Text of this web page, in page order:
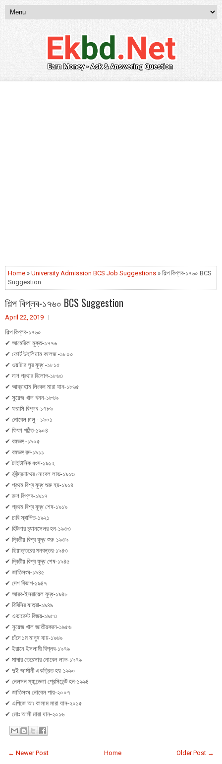
Home » University Admission BCS Job Suggestions » শিল্প বিপ্লব-১৭৬০ BCS
Suggestion
শিল্প বিপ্লব-১৭৬০ BCS Suggestion
April 22, 2019
শিল্প বিপ্লব-১৭৬০
✔ আমেরিকা মুক্ত-১৭৭৬
✔ ফোর্ট উইলিয়াম কলেজ -১৮০০
✔ ওয়াটার লুর যুদ্ধ -১৮১৫
✔ দাশ প্রথার বিলোপ-১৮৬৩
✔ আব্রাহাম লিংকন মারা যান-১৮৬৫
✔ সুয়েজ খাল খনন-১৮৬৯
✔ ফরাসি বিপ্লব-১৭৮৯
✔ নোবেল চালু - ১৯০১
✔ ফিফা গঠিত-১৯০৪
✔ বঙ্গভঙ্গ -১৯০৫
✔ বঙ্গভঙ্গ রদ-১৯১১
✔ টাইটানিক ধংস-১৯১২
✔ রবীন্দ্রনাথের নোবেল লাভ-১৯১৩
✔ প্রথম বিশ্ব যুদ্ধ শুরু হয়-১৯১৪
✔ রুশ বিপ্লব-১৯১৭
✔ প্রথম বিশ্ব যুদ্ধ শেষ-১৯১৯
✔ ঢাবি স্থাপিত-১৯২১
✔ হিটলার চ্যানসেলর হন-১৯৩৩
✔ দ্বিতীয় বিশ্ব যুদ্ধ শুরু-১৯৩৯
✔ ছিয়াত্তরের মনবন্তর-১৯৪৩
✔ দ্বিতীয় বিশ্ব যুদ্ধ শেষ-১৯৪৫
✔ জাতিসংঘ-১৯৪৫
✔ দেশ বিভাগ-১৯৪৭
✔ আরব-ইসরায়েল যুদ্ধ-১৯৪৮
✔ বিবিসির যাত্রা-১৯৪৯
✔ এভারেস্ট বিজয়-১৯৫৩
✔ সুয়েজ খাল জাতীয়করন-১৯৫৬
✔ চাঁদে ১ম মানুষ যায়-১৯৬৯
✔ ইরানে ইসলামী বিপ্লব-১৯৭৯
✔ মাদার তেরেসার নোবেল লাভ-১৯৭৯
✔ দুই জার্মানী একত্রিত হয়-১৯৯০
✔ নেলসন ম্যান্ডেলা প্রেসিডেন্ট হন-১৯৯৪
✔ জাতিসংঘ নোবেল পায়-২০০৭
✔ এপিজে আঃ কালাম মারা যান-২০১৫
✔ মোঃ আলী মারা যান-২০১৬
← Newer Post Older Post →
Home